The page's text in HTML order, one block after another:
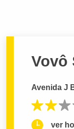
Vovô
Avenida J
ver